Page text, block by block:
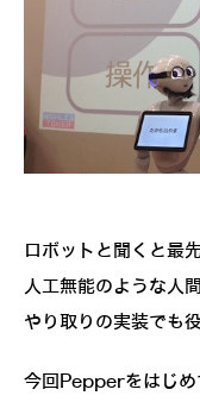
ロボットと聞くと最
人工無能のような人
やり取りの実装でも
今回Pepperをはじめ